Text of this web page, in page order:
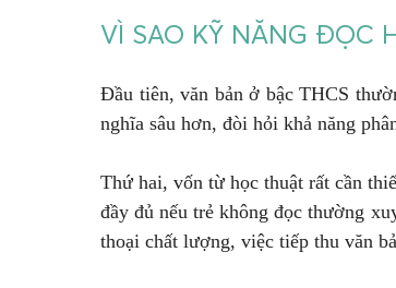
VÌ SAO KỸ NĂNG ĐỌC
Đầu tiên, văn bản ở bậc THCS
nghĩa sâu hơn, đòi hỏi khả năng
Thứ hai, vốn từ học thuật rất cần
đầy đủ nếu trẻ không đọc thường
thoại chất lượng, việc tiếp thu văn